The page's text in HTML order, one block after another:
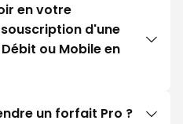
en votre
d'une
ou Mobile en
un forfait Pro ?